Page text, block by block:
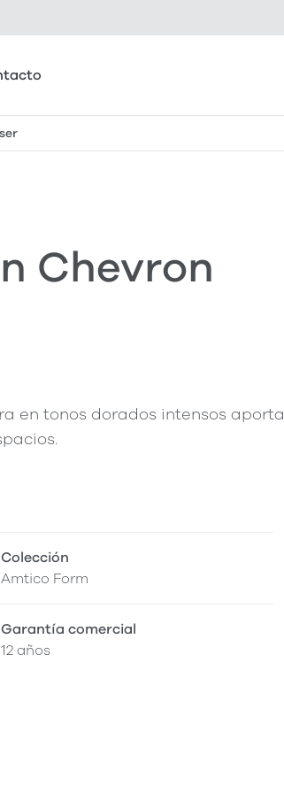
Chevron
en tonos dorados intensos aporta
Colección
Amtico Form
Garantía comercial
12 años